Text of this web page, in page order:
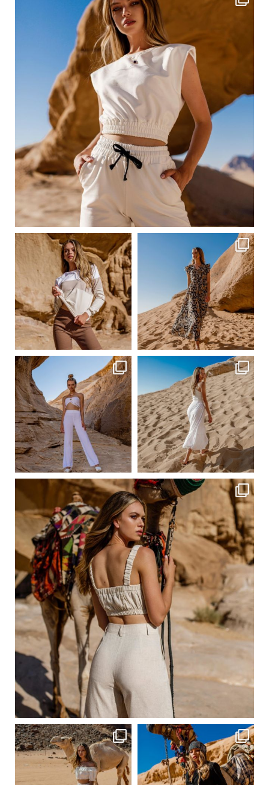
Сер 23
ebutikpl
Сер 23 Сер 23
Сер 23
ebutikpl
Сер 23
ebutikpl
ebutikpl ebutikpl